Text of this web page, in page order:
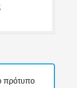
πρότυπο